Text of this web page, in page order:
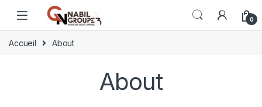
0
Accueil About
About